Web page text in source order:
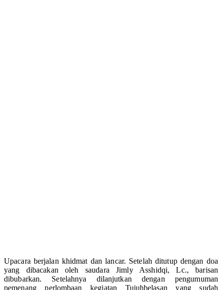
Upacara berjalan khidmat dan lancar. Setelah ditutup dengan doa
yang dibacakan oleh saudara Jimly Asshidqi, Lc., barisan
dibubarkan. Setelahnya dilanjutkan dengan pengumuman
pemenang perlombaan kegiatan Tujuhbelasan yang sudah